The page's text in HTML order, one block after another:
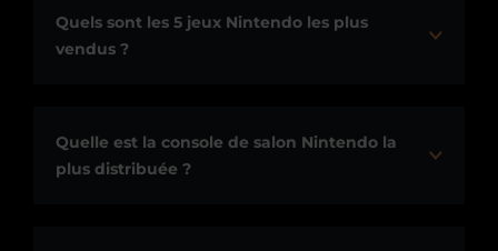
Quels sont les 5 jeux Nintendo les plus
vendus ?
Quelle est la console de salon Nintendo la
plus distribuée ?